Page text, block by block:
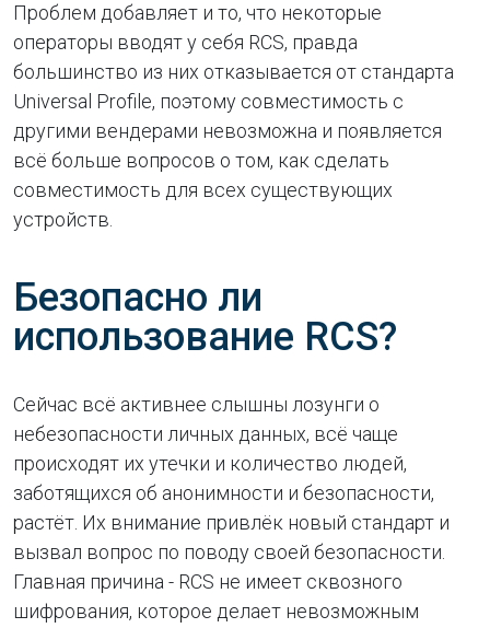
Проблем добавляет и то, что некоторые
операторы вводят у себя RCS, правда
большинство из них отказывается от стандарта
Universal Profile, поэтому совместимость с
другими вендерами невозможна и появляется
всё больше вопросов о том, как сделать
совместимость для всех существующих
устройств.
Безопасно ли
использование RCS?
Сейчас всё активнее слышны лозунги о
небезопасности личных данных, всё чаще
происходят их утечки и количество людей,
заботящихся об анонимности и безопасности,
растёт. Их внимание привлёк новый стандарт и
вызвал вопрос по поводу своей безопасности.
Главная причина - RCS не имеет сквозного
шифрования, которое делает невозможным